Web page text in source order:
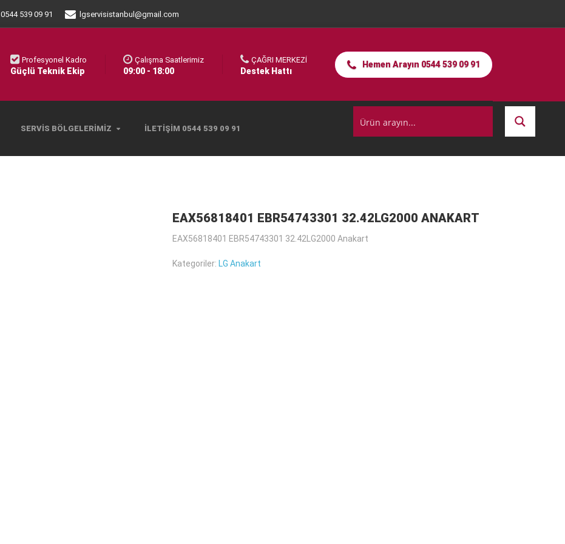
0544 539 09 91 lgservisistanbul@gmail.com
SERVIS BÖLGELERIMIZ İLETIŞIM 0544 539 09 91
Profesyonel Kadro
Güçlü Teknik Ekip
Çalışma Saatlerimiz
09:00 - 18:00
ÇAĞRI MERKEZİ
Destek Hattı
Hemen Arayın 0544 539 09 91
EAX56818401 EBR54743301 32.42LG2000 ANAKART
EAX56818401 EBR54743301 32.42LG2000 Anakart
Kategoriler: LG Anakart